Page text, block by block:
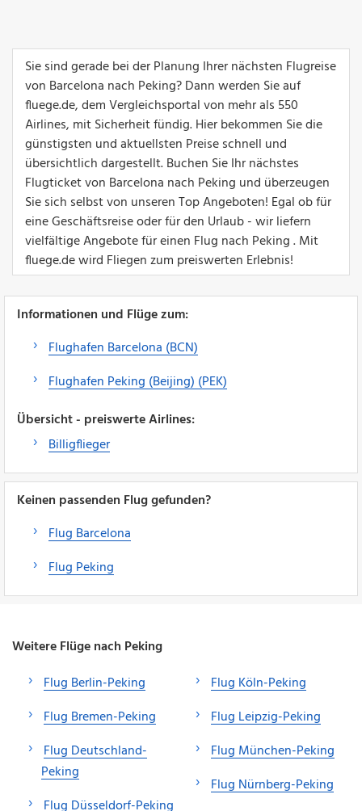
Sie sind gerade bei der Planung Ihrer nächsten Flugreise
von Barcelona nach Peking? Dann werden Sie auf
fluege.de, dem Vergleichsportal von mehr als 550
Airlines, mit Sicherheit fündig. Hier bekommen Sie die
günstigsten und aktuellsten Preise schnell und
übersichtlich dargestellt. Buchen Sie Ihr nächstes
Flugticket von Barcelona nach Peking und überzeugen
Sie sich selbst von unseren Top Angeboten! Egal ob für
eine Geschäftsreise oder für den Urlaub - wir liefern
vielfältige Angebote für einen Flug nach Peking . Mit
fluege.de wird Fliegen zum preiswerten Erlebnis!
Informationen und Flüge zum:
Flughafen Barcelona (BCN)
Flughafen Peking (Beijing) (PEK)
Übersicht - preiswerte Airlines:
Billigflieger
Keinen passenden Flug gefunden?
Flug Barcelona
Flug Peking
Weitere Flüge nach Peking
Flug Berlin-Peking
Flug Bremen-Peking
Flug Deutschland-
Peking
Flug Düsseldorf-Peking
Flug Köln-Peking
Flug Leipzig-Peking
Flug München-Peking
Flug Nürnberg-Peking